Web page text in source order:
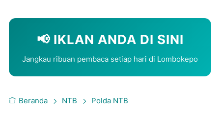
📢 IKLAN ANDA DI SINI
Jangkau ribuan pembaca setiap hari di Lombokepo
Beranda NTB Polda NTB